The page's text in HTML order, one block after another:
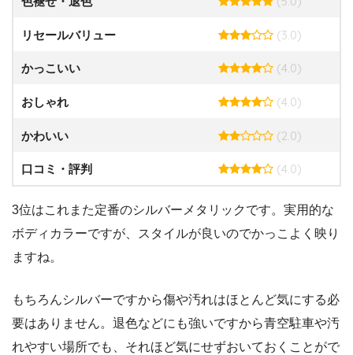
リセールバリュー (3.0)
かっこいい (4.0)
おしゃれ (4.0)
かわいい (2.0)
口コミ・評判 (4.0)
3位はこれまた定番のシルバーメタリックです。実用的な
ボディカラーですが、スタイルが良いのでかっこよく映り
ますね。
もちろんシルバーですから傷や汚れはほとんど気にする必
要はありません。退色などにも強いですから青空駐車や汚
れやすい場所でも、それほど気にせずおいておくことがで